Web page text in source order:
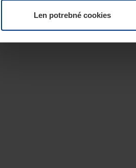
Len potrebné cookies